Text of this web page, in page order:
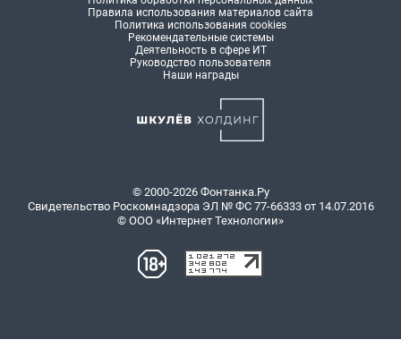
Правила использования материалов сайта
Политика использования cookies
Рекомендательные системы
Деятельность в сфере ИТ
Руководство пользователя
Наши награды
© 2000-2026 Фонтанка.Ру
Свидетельство Роскомнадзора ЭЛ № ФС 77-66333 от 14.07.2016
© ООО «Интернет Технологии»